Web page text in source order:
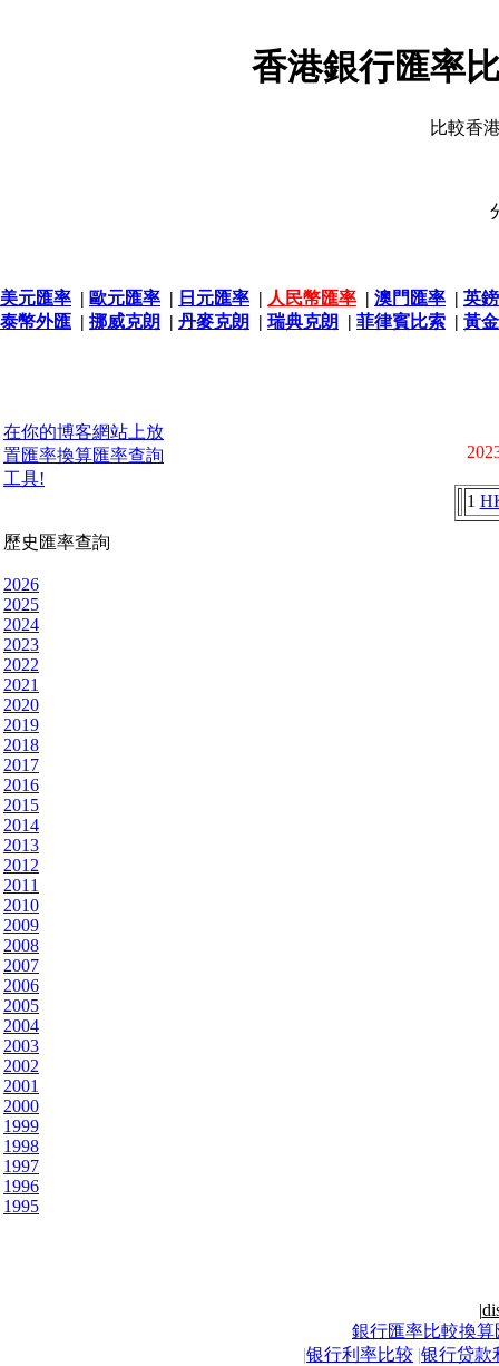
香港銀行匯率
比較香
美元匯率 | 歐元匯率 | 日元匯率 | 人民幣匯率 | 澳門匯率 | 英
泰幣外匯 | 挪威克朗 | 丹麥克朗 | 瑞典克朗 | 菲律賓比索 | 黃
在你的博客網站上放
置匯率換算匯率查詢
工具!
歷史匯率查詢
2026
2025
2024
2023
2022
2021
2020
2019
2018
2017
2016
2015
2014
2013
2012
2011
2010
2009
2008
2007
2006
2005
2004
2003
2002
2001
2000
1999
1998
1997
1996
1995
1
|
銀行匯率比較換算
|银行利率比较 |银行贷款